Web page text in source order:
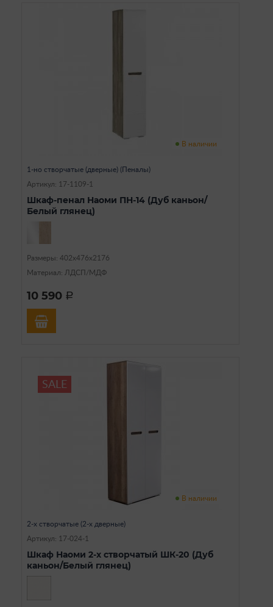
В наличии
1-но створчатые (дверные) (Пеналы)
Артикул: 17-1109-1
Шкаф-пенал Наоми ПН-14 (Дуб каньон/
Белый глянец)
Размеры: 402х476х2176
Материал: ЛДСП/МДФ
10 590 a
SALE
В наличии
2-х створчатые (2-х дверные)
Артикул: 17-024-1
Шкаф Наоми 2-х створчатый ШК-20 (Дуб
каньон/Белый глянец)